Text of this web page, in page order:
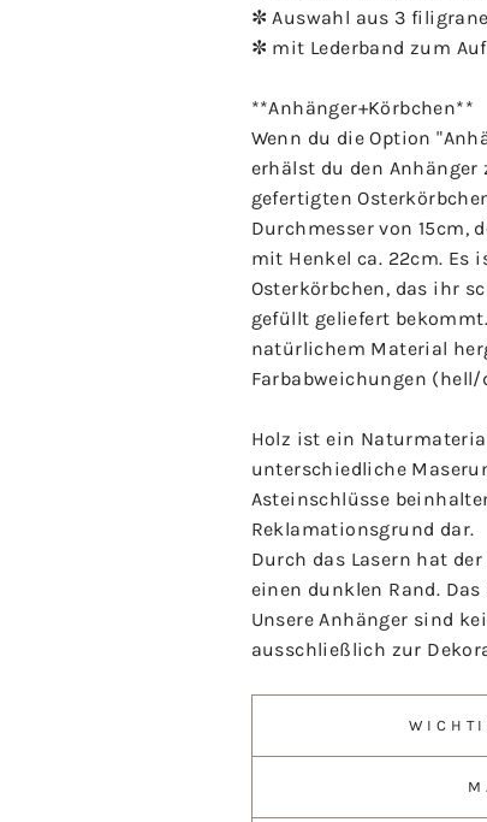
✼ Auswahl aus 3
✼ mit Lederband zum
**Anhänger+Körbchen**
Wenn du die Option
erhälst du den Anhänger
gefertigten
Durchmesser von 15cm,
mit Henkel ca. 22cm. Es
Osterkörbchen, das ihr
gefüllt geliefert
natürlichem Material
Farbabweichungen
Holz ist ein
unterschiedliche
Asteinschlüsse
Reklamationsgrund dar.
Durch das Lasern hat
einen dunklen Rand.
Unsere Anhänger sind
ausschließlich zur